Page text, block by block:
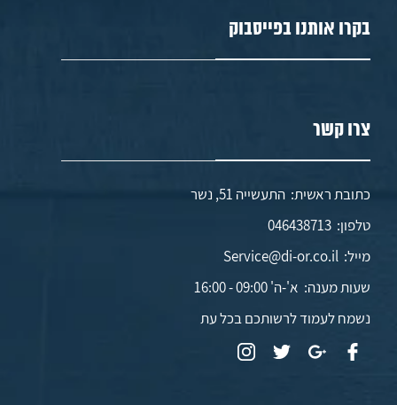
בקרו אותנו בפייסבוק
צרו קשר
כתובת ראשית: התעשייה 51, נשר
טלפון:046438713
מייל:Service@di-or.co.il
שעות מענה: א'-ה' 09:00 - 16:00
נשמח לעמוד לרשותכם בכל עת